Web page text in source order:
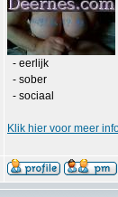
- eerlijk
- sober
- sociaal
Klik hier voor meer